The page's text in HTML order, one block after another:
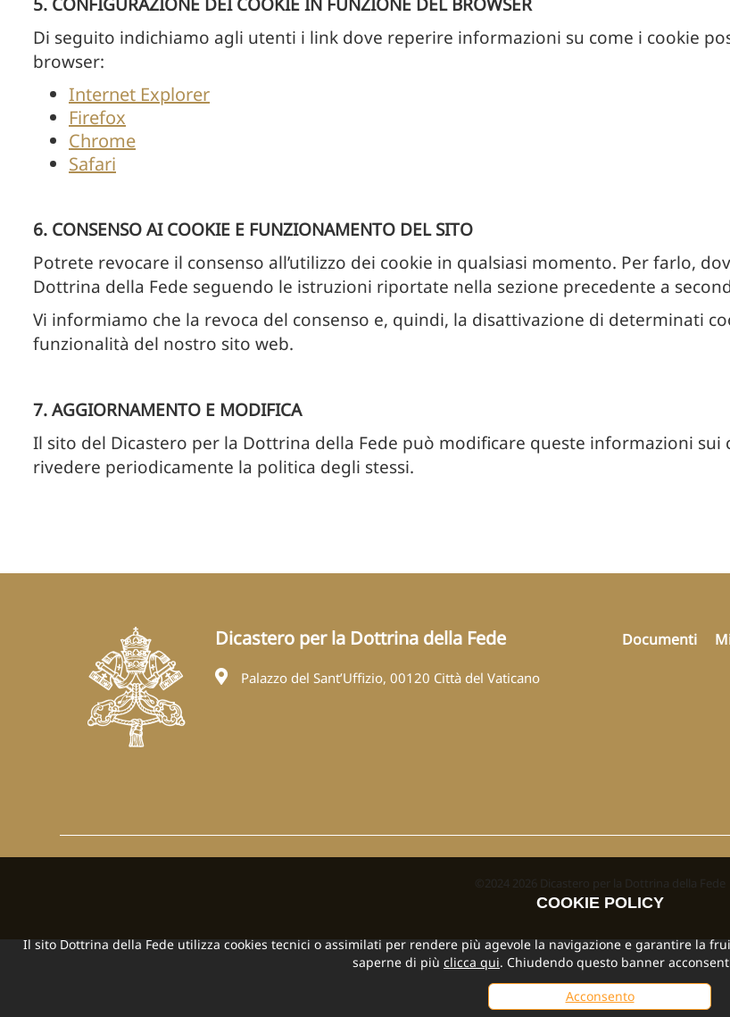
Di seguito indichiamo agli utenti i link dove reperire informazioni su come i cookie
browser:
Internet Explorer
Firefox
Chrome
Safari
6. CONSENSO AI COOKIE E FUNZIONAMENTO DEL SITO
Potrete revocare il consenso all’utilizzo dei cookie in qualsiasi momento. Per farlo,
Dottrina della Fede seguendo le istruzioni riportate nella sezione precedente a
Vi informiamo che la revoca del consenso e, quindi, la disattivazione di determinati
funzionalità del nostro sito web.
7. AGGIORNAMENTO E MODIFICA
Il sito del Dicastero per la Dottrina della Fede può modificare queste informazioni
rivedere periodicamente la politica degli stessi.
Dicastero per la Dottrina della Fede
Palazzo del Sant’Uffizio, 00120 Città del Vaticano
Documenti
©2024 2026 Dicastero per la Dottrina della Fede
COOKIE POLICY
Il sito Dottrina della Fede utilizza cookies tecnici o assimilati per rendere più agevole la navigazione e garantire la
saperne di più clicca qui. Chiudendo questo banner
Acconsento